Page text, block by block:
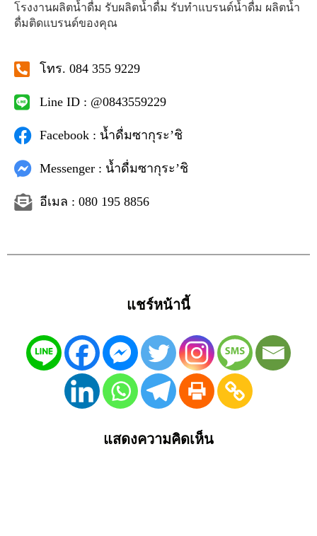
โรงงานผลิตน้ำดื่ม รับผลิตน้ำดื่ม รับทำแบรนด์น้ำดื่ม ผลิตน้ำ
ดื่มติดแบรนด์ของคุณ
โทร. 084 355 9229
Line ID : @0843559229
Facebook : น้ำดื่มซากุระ’ชิ
Messenger : น้ำดื่มซากุระ’ชิ
อีเมล : 080 195 8856
แชร์หน้านี้
แสดงความคิดเห็น